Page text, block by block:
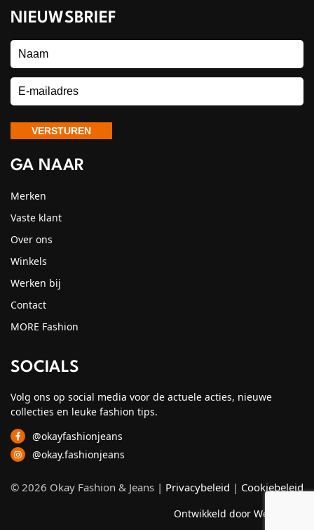
NIEUWSBRIEF
GA NAAR
Merken
Vaste klant
Over ons
Winkels
Werken bij
Contact
MORE Fashion
SOCIALS
Volg ons op social media voor de actuele acties, nieuwe
collecties en leuke fashion tips.
@okayfashionjeans
@okay.fashionjeans
© 2026 Okay Fashion & Jeans | Privacybeleid | Cookiebeleid
Ontwikkeld door Webzuiver